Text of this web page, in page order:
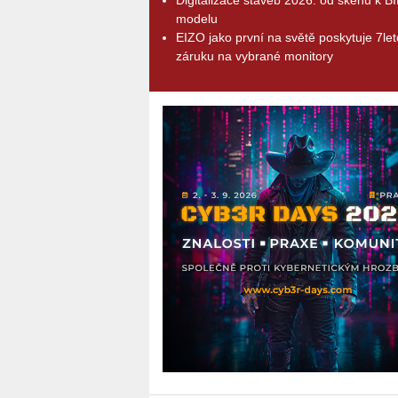
modelu
EIZO jako první na světě poskytuje
záruku na vybrané monitory